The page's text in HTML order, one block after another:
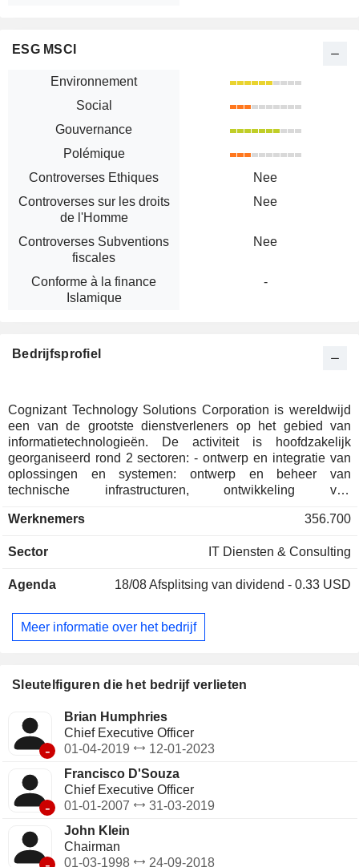
ESG MSCI
Environnement
Social
Gouvernance
Polémique
Controverses Ethiques
Nee
Controverses sur les droits
de l'Homme
Nee
Controverses Subventions
fiscales
Nee
Conforme à la finance
Islamique
-
Bedrijfsprofiel
Cognizant Technology Solutions Corporation is wereldwijd
een van de grootste dienstverleners op het gebied van
informatietechnologieën. De activiteit is hoofdzakelijk
georganiseerd rond 2 sectoren: - ontwerp en integratie van
oplossingen en systemen: ontwerp en beheer van
technische infrastructuren, ontwikkeling van
ERP-oplossingen, installatie van
technologische adviezen; - onderhoudsdiensten. De omzet
financiële diensten (29,2%), communicaties-media-
verdeling van de omzet is als volgt: Noord-Amerika (74,8%),
Verenigd Koninkrijk (9,1%), Continentaal Europa (9,9%) en
Werknemers 356.700
Sector IT Diensten & Consulting
Agenda 18/08Afsplitsing van dividend - 0.33 USD
Meer informatie over het bedrijf
Sleutelfiguren die het bedrijf verlieten
-
Brian Humphries
Chief Executive Officer
01-04-2019
12-01-2023
-
Francisco D'Souza
Chief Executive Officer
01-01-2007
31-03-2019
John Klein
Chairman
01-03-1998
24-09-2018